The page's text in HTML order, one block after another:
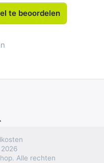
te beoordelen
Alle rechten